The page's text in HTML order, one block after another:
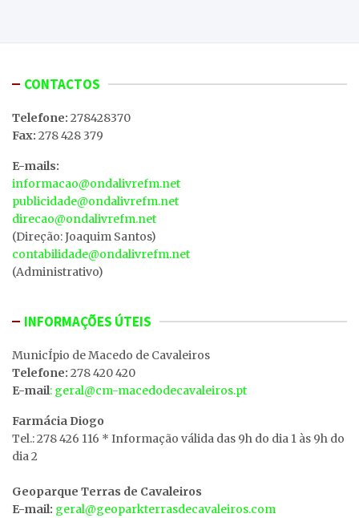
CONTACTOS
Telefone: 278428370
Fax: 278 428 379
E-mails:
informacao@ondalivrefm.net
publicidade@ondalivrefm.net
direcao@ondalivrefm.net
(Direção: Joaquim Santos)
contabilidade@ondalivrefm.net
(Administrativo)
INFORMAÇÕES ÚTEIS
MunicÍpio de Macedo de Cavaleiros
Telefone: 278 420 420
E-mail: geral@cm-macedodecavaleiros.pt
Farmácia Diogo
Tel.: 278 426 116 * Informação válida das 9h do dia 1 às 9h do
dia 2
Geoparque Terras de Cavaleiros
E-mail: geral@geoparkterrasdecavaleiros.com